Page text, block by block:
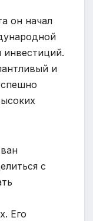
он начал
и
с
Его